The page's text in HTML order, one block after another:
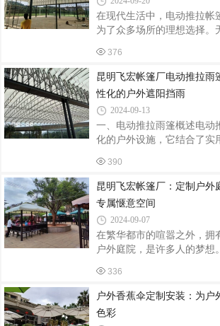
一、了解需求与选择材质明
测量需要遮阳的户外区域，
适。使用环境：考虑遮阳篷
台、咖啡馆露台还是其他商
在现代生活中，电动推拉帐
为了众多场所的理想选择。
色的遮阳、防雨和空间扩展
湛工艺，品质保证电动推拉
遵循高标准的质量控制体系
重品质与耐用性。高强度的
腐蚀、抗风能力强的特点，
环境下都能稳定使用。篷
防晒材料，经过特殊处理，
线和雨水，还具有良好的透
376
昆明飞宏帐篷厂电动推拉雨
性化的户外遮阳挡雨
2024-09-13
一、电动推拉雨篷概述电动
化的户外设施，它结合了实
与传统雨篷相比，电动推拉
（通过电动装置实现推拉功
高（能根据不同需求定制尺
质等）、空间利用灵活（可
拉位置）等优点。二、定制
装场地的实际大小确定雨篷
如，在商业步行街的店铺门
时，要考虑店铺的门面宽度
390
昆明飞宏帐篷厂：定制户外
专属惬意空间
2024-09-07
在繁华都市的喧嚣之外，拥
户外庭院，是许多人的梦想
色彩。一、定制的魅力户外
据个人的喜好和庭院的风格
代简约风、欧式古典风还是
到与之相匹配的设计。定制
336
户外香蕉伞定制安装：为户
色彩